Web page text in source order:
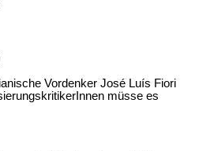
Vordenker José Luís Fiori
müsse es